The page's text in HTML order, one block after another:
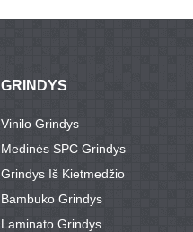
GRINDYS
Vinilo Grindys
Medinės SPC Grindys
Grindys Iš Kietmedžio
Bambuko Grindys
Laminato Grindys